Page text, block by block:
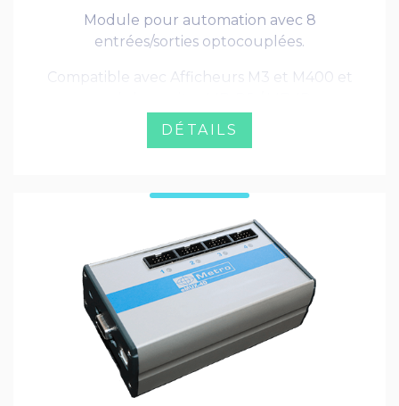
Module pour automation avec 8
entrées/sorties optocouplées.
Compatible avec Afficheurs M3 et M400 et
DÉTAILS